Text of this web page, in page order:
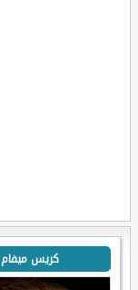
كريس ميفام